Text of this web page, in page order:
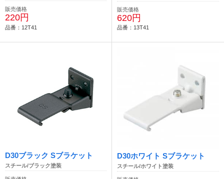
販売価格
220円
品番：12T41
販売価格
620円
品番：13T41
D30ブラック Sブラケット
スチール/ブラック塗装
D30ホワイト Sブラケット
スチール/ホワイト塗装